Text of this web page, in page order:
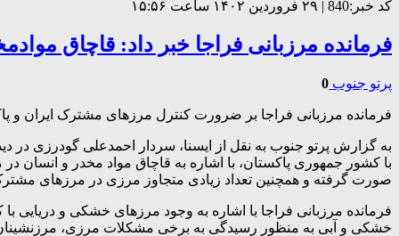
کد خبر:840 | ۲۹ فروردین ۱۴۰۲ ساعت ۱۵:۵۶
فرمانده مرزبانی فراجا خبر داد: قاچاق
پرتو جنوب 0
فرمانده مرزبانی فراجا بر ضرورت کنترل مرزهای مشترک ایران و
به گزارش پرتو جنوب به نقل از ایسنا، سردار احمدعلی گودرزی در
با کشور جمهوری پاکستان، با اشاره به قاچاق مواد مخدر و
صورت گرفته و همچنین تعداد زیادی متجاوز مرزی در مرزهای
فرمانده مرزبانی فراجا با اشاره به وجود مرزهای خشکی و
خشکی و آبی به منظور رسیدگی به برخی مشکلات مرزی،